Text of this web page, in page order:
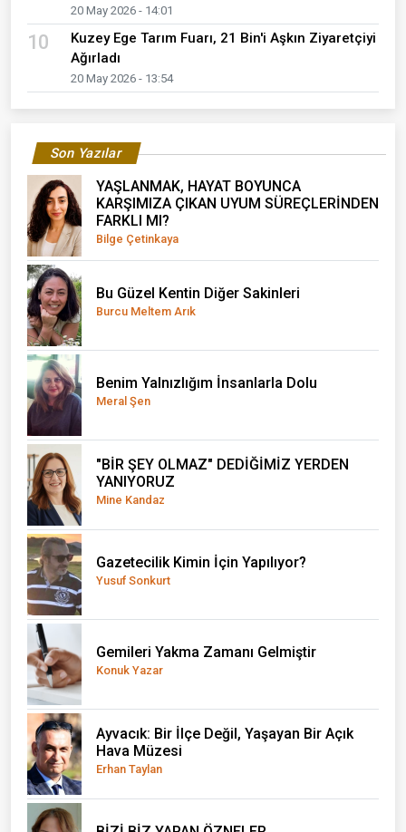
20 May 2026 - 14:01
10
Kuzey Ege Tarım Fuarı, 21 Bin'i Aşkın Ziyaretçiyi
Ağırladı
20 May 2026 - 13:54
Son Yazılar
YAŞLANMAK, HAYAT BOYUNCA
KARŞIMIZA ÇIKAN UYUM SÜREÇLERİNDEN
FARKLI MI?
Bilge Çetinkaya
Bu Güzel Kentin Diğer Sakinleri
Burcu Meltem Arık
Benim Yalnızlığım İnsanlarla Dolu
Meral Şen
"BİR ŞEY OLMAZ" DEDİĞİMİZ YERDEN
YANIYORUZ
Mine Kandaz
Gazetecilik Kimin İçin Yapılıyor?
Yusuf Sonkurt
Gemileri Yakma Zamanı Gelmiştir
Konuk Yazar
Ayvacık: Bir İlçe Değil, Yaşayan Bir Açık
Hava Müzesi
Erhan Taylan